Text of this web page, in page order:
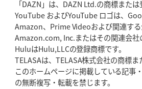
2026年4月23日(木)更新
元代表ラピース、今季限りで引退「クボタは
2026年4月16日(木)更新
BL東京「強化拠点」を「共有財産」に新ク
た空間」
「DAZN」は、DAZN Ltd.の商標または
YouTube およびYouTube ロゴは、
Amazon、Prime Videoおよび関連す
Amazon.com, Inc.またはその関連会社
HuluはHulu,LLCの登録商標です。
TELASAは、TELASA株式会社の商標ま
このホームページに掲載している記事
の無断複写・転載を禁じます。